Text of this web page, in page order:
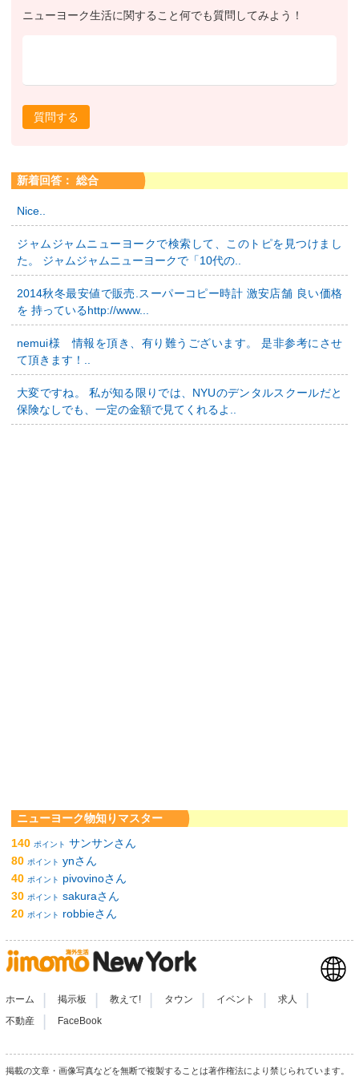
ニューヨーク生活に関すること何でも質問してみよう！
質問する
新着回答： 総合
Nice..
ジャムジャムニューヨークで検索して、このトピを見つけまし
た。 ジャムジャムニューヨークで「10代の..
2014秋冬最安値で販売.スーパーコピー時計 激安店舗 良い価格
を 持っているhttp://www...
nemui様 情報を頂き、有り難うございます。 是非参考にさせ
て頂きます！..
大変ですね。 私が知る限りでは、NYUのデンタルスクールだと
保険なしでも、一定の金額で見てくれるよ..
ニューヨーク物知りマスター
140 ポイント サンサンさん
80 ポイント ynさん
40 ポイント
pivovinoさん
30 ポイント sakuraさん
20 ポイント robbieさん
ホーム 掲示板 教えて! タウン イベント 求人
不動産 FaceBook
掲載の文章・画像写真などを無断で複製することは著作権法により禁じられています。